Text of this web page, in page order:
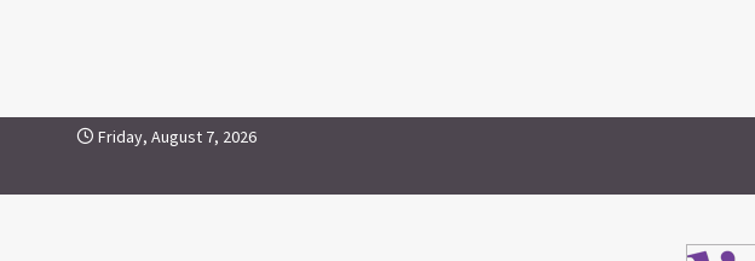
Skip to contentFriday, August 7, 2026